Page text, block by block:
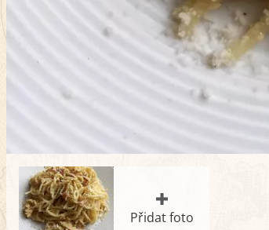
Přidat foto